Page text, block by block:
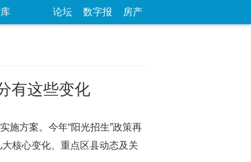
论坛 数字报 房产
有这些变化
方案。今年“阳光招生”政策再
核心变化、重点区县动态及关